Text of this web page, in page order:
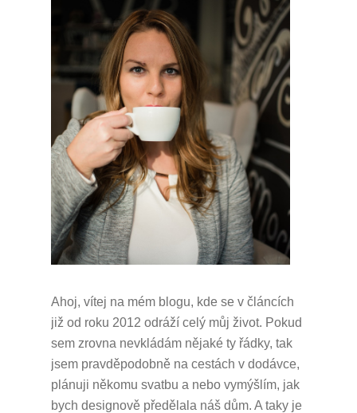
Ahoj, vítej na mém blogu, kde se v článcích
již od roku 2012 odráží celý můj život. Pokud
sem zrovna nevkládám nějaké ty řádky, tak
jsem pravděpodobně na cestách v dodávce,
plánuji někomu svatbu a nebo vymýšlím, jak
bych designově předělala náš dům. A taky je